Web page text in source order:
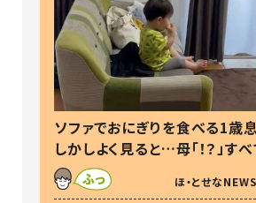
ソファでおにぎりを食べる1歳
しかしよく見ると…母「！？」す
察した母の投稿に「可愛いから許
す！」「現行犯〜」
ほ・とせな